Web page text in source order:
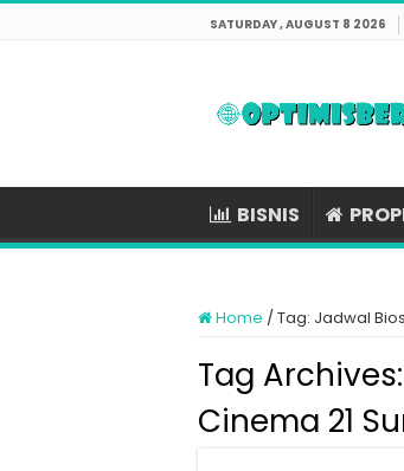
SATURDAY , AUGUST 8 2026
BISNIS
Home /Tag: Jadwal
Tag Archives:
Cinema 21